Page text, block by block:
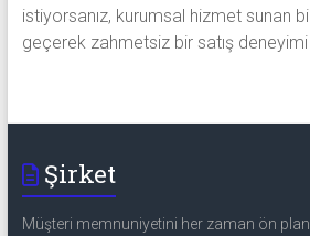
istiyorsanız, kurumsal hizmet sunan
geçerek zahmetsiz bir satış
Şirket
Müşteri memnuniyetini her zaman ön